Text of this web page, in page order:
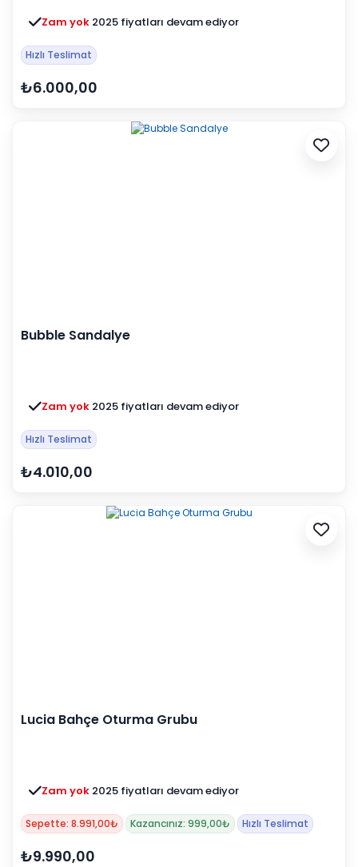
Zam yok 2025 fiyatları devam ediyor
Hızlı Teslimat
₺6.000,00
Bubble Sandalye
Zam yok 2025 fiyatları devam ediyor
Hızlı Teslimat
₺4.010,00
Lucia Bahçe Oturma Grubu
Zam yok 2025 fiyatları devam ediyor
Sepette: 8.991,00₺ Kazancınız: 999,00₺ Hızlı Teslimat
₺9.990,00